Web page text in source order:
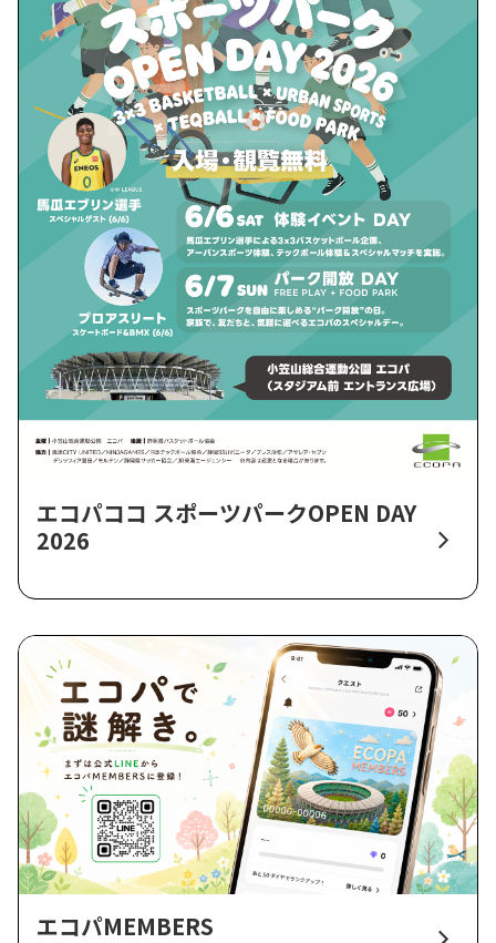
エコパココ スポーツパークOPEN DAY
2026
エコパMEMBERS